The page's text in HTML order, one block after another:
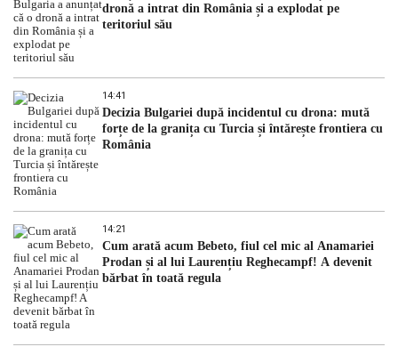
dronă a intrat din România și a explodat pe
teritoriul său
14:41
Decizia Bulgariei după incidentul cu drona: mută
forțe de la granița cu Turcia și întărește frontiera cu
România
14:21
Cum arată acum Bebeto, fiul cel mic al Anamariei
Prodan și al lui Laurențiu Reghecampf! A devenit
bărbat în toată regula